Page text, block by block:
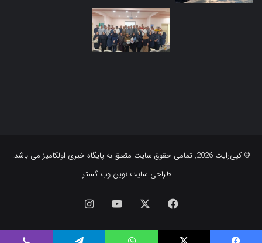
© کپی‌رایت 2026, تمامی حقوق سایت متعلق به پایگاه خبری اولکامیز می باشد.
| طراحی سایت نوین وب گستر
فیس
بوک
یوتیوب